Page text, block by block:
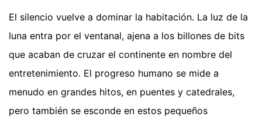
El silencio vuelve a dominar la habitación. La luz de la
luna entra por el ventanal, ajena a los billones de bits
que acaban de cruzar el continente en nombre del
entretenimiento. El progreso humano se mide a
menudo en grandes hitos, en puentes y catedrales,
pero también se esconde en estos pequeños